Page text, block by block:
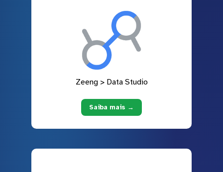
Zeeng > Data Studio
Saiba mais →